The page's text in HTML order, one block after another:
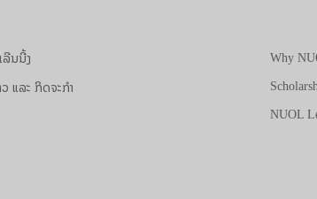
ລີນນີ້ງ
ວ ແລະ ກິດຈະກຳ
Why
NUOL